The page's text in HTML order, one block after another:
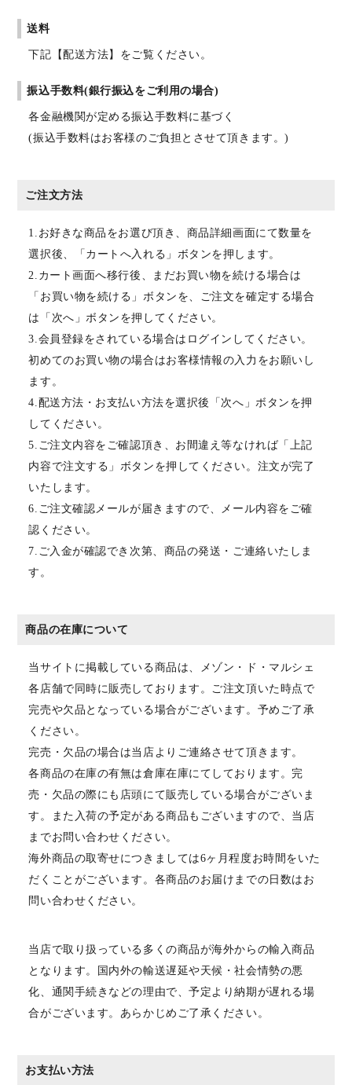
送料
下記【配送方法】をご覧ください。
振込手数料(銀行振込をご利用の場合)
各金融機関が定める振込手数料に基づく
(振込手数料はお客様のご負担とさせて頂きます。)
ご注文方法
1.お好きな商品をお選び頂き、商品詳細画面にて数量を
選択後、「カートへ入れる」ボタンを押します。
2.カート画面へ移行後、まだお買い物を続ける場合は
「お買い物を続ける」ボタンを、ご注文を確定する場合
は「次へ」ボタンを押してください。
3.会員登録をされている場合はログインしてください。
初めてのお買い物の場合はお客様情報の入力をお願いし
ます。
4.配送方法・お支払い方法を選択後「次へ」ボタンを押
してください。
5.ご注文内容をご確認頂き、お間違え等なければ「上記
内容で注文する」ボタンを押してください。注文が完了
いたします。
6.ご注文確認メールが届きますので、メール内容をご確
認ください。
7.ご入金が確認でき次第、商品の発送・ご連絡いたしま
す。
商品の在庫について
当サイトに掲載している商品は、メゾン・ド・マルシェ
各店舗で同時に販売しております。ご注文頂いた時点で
完売や欠品となっている場合がございます。予めご了承
ください。
完売・欠品の場合は当店よりご連絡させて頂きます。
各商品の在庫の有無は倉庫在庫にてしております。完
売・欠品の際にも店頭にて販売している場合がございま
す。また入荷の予定がある商品もございますので、当店
までお問い合わせください。
海外商品の取寄せにつきましては6ヶ月程度お時間をいた
だくことがございます。各商品のお届けまでの日数はお
問い合わせください。
当店で取り扱っている多くの商品が海外からの輸入商品
となります。国内外の輸送遅延や天候・社会情勢の悪
化、通関手続きなどの理由で、予定より納期が遅れる場
合がございます。あらかじめご了承ください。
お支払い方法